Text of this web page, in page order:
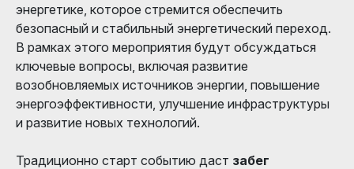
энергетике, которое стремится обеспечить
безопасный и стабильный энергетический переход.
В рамках этого мероприятия будут обсуждаться
ключевые вопросы, включая развитие
возобновляемых источников энергии, повышение
энергоэффективности, улучшение инфраструктуры
и развитие новых технологий.
Традиционно старт событию даст забег